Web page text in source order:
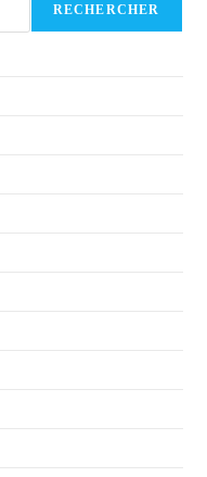
RECHERCHER